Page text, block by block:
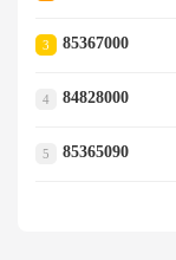
3 85367000
4 84828000
5 85365090